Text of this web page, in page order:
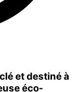
et destiné à
éco-